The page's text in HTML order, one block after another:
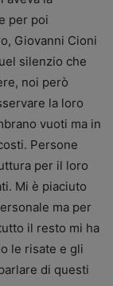
per poi
Giovanni Cioni
silenzio che
noi però
la loro
vuoti ma in
Persone
per il loro
Mi è piaciuto
ma per
il resto mi ha
le risate e gli
di questi